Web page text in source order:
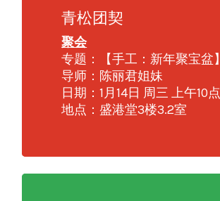
青松团契
聚会
专题：【手工：新年聚宝盆】
导师：陈丽君姐妹
日期：1月14日 周三 上午10点
地点：盛港堂3楼3.2室